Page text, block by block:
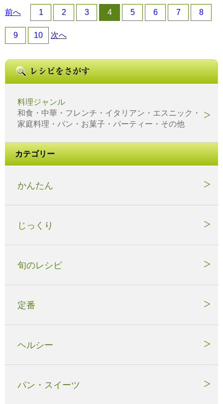
前へ 1 2 3 4 5 6 7 8
9 10 次へ
料理ジャンル
和食・中華・フレンチ・イタリアン・エスニック・
家庭料理・パン・お菓子・パーティー・その他
カテゴリー
かんたん
じっくり
旬のレシピ
定番
ヘルシー
パン・スイーツ